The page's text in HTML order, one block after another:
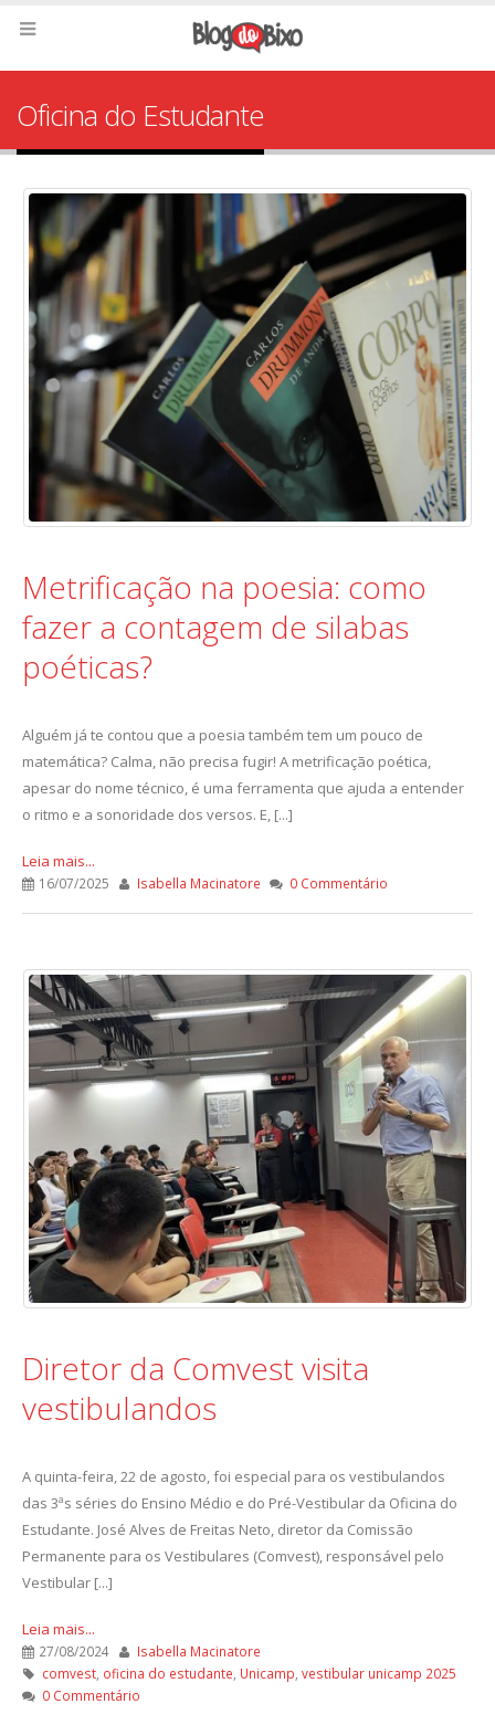
Oficina do Estudante
Metrificação na poesia: como
fazer a contagem de silabas
poéticas?
Alguém já te contou que a poesia também tem um pouco de
matemática? Calma, não precisa fugir! A metrificação poética,
apesar do nome técnico, é uma ferramenta que ajuda a entender
o ritmo e a sonoridade dos versos. E, [...]
Leia mais...
16/07/2025 Isabella Macinatore 0 Commentário
Diretor da Comvest visita
vestibulandos
A quinta-feira, 22 de agosto, foi especial para os vestibulandos
das 3ªs séries do Ensino Médio e do Pré-Vestibular da Oficina do
Estudante. José Alves de Freitas Neto, diretor da Comissão
Permanente para os Vestibulares (Comvest), responsável pelo
Vestibular [...]
Leia mais...
27/08/2024
Isabella Macinatore
comvest, oficina do estudante Unicamp vestibular unicamp 2025
0 Commentário